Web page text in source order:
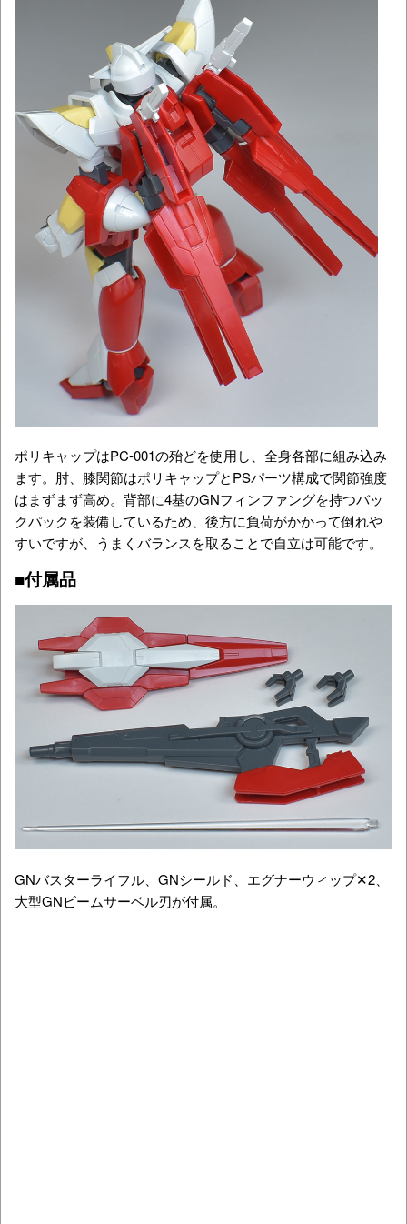
ポリキャップはPC-001の殆どを使用し、全身各部に組み込み
ます。肘、膝関節はポリキャップとPSパーツ構成で関節強度
はまずまず高め。背部に4基のGNフィンファングを持つバッ
クパックを装備しているため、後方に負荷がかかって倒れや
すいですが、うまくバランスを取ることで自立は可能です。
■付属品
GNバスターライフル、GNシールド、エグナーウィップ✕2、
大型GNビームサーベル刃が付属。